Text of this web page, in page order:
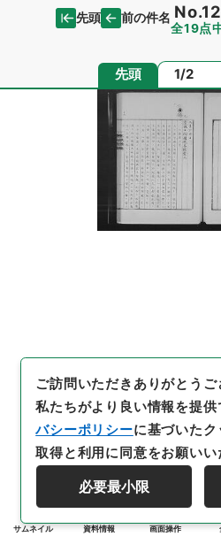
先頭 前の件名 No.12
全19点
先頭 ページ
サムネイル 資料情報 画面操作
ご訪問いただきありがとうご
私たちがより良い情報を提供
バシーポリシーに基づいた
取得と利用に同意をお願いい
必要最小限